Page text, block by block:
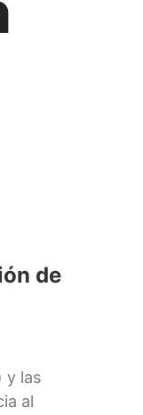
de
y las
al